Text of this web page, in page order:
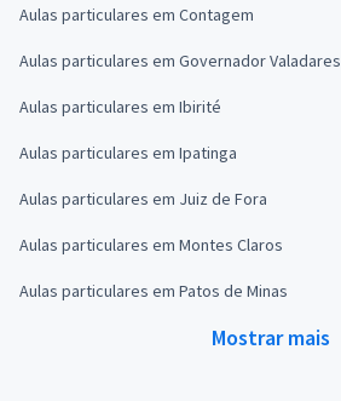
Aulas particulares em Contagem
Aulas particulares em Governador Valadares
Aulas particulares em Ibirité
Aulas particulares em Ipatinga
Aulas particulares em Juiz de Fora
Aulas particulares em Montes Claros
Aulas particulares em Patos de Minas
Mostrar mais